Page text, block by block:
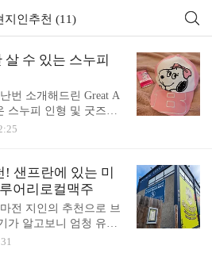
지인추천 (11)
수 있는 스누피
번 소개해드린 Great A
스누피 인형 및 굿즈들
. 이 대형 스누피 인형
오랜 사랑을 받고 있고
이 많죠. Great America
이 엄청 희귀하거나 그
종류가 다양해서 고르
기념품 가게치고 양심적
고 써있는 후디는 분리
샌프란에 있는 미
어리로컬맥주
전 지인의 추천으로 브
가 알고보니 엄청 유명
서도 가깝고 분위기도